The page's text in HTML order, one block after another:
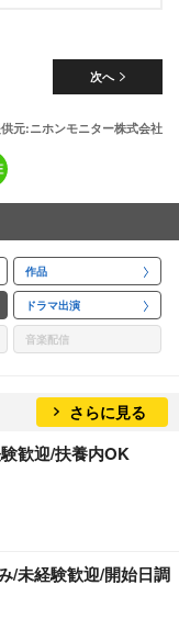
次へ
元:ニホンモニター株式会社
作品
ドラマ出演
音楽配信
さらに見る
歓迎/扶養内OK
/未経験歓迎/開始日調